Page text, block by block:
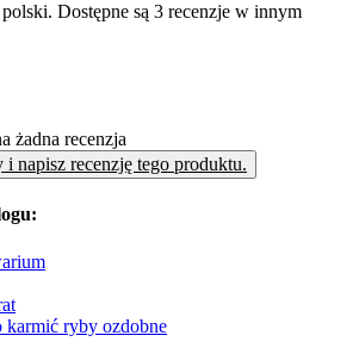
Dostępne są 3 recenzje w innym
żadna recenzja
i napisz recenzję tego produktu.
karmić ryby ozdobne